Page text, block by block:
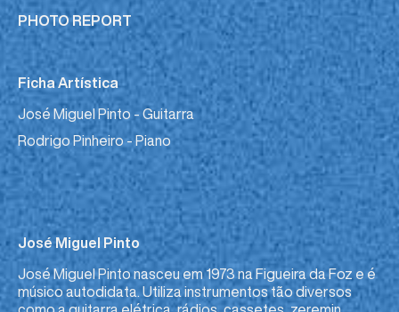
PHOTO REPORT
Ficha Artística
José Miguel Pinto - Guitarra
Rodrigo Pinheiro - Piano
José Miguel Pinto
José Miguel Pinto nasceu em 1973 na Figueira da Foz e é
músico autodidata. Utiliza instrumentos tão diversos